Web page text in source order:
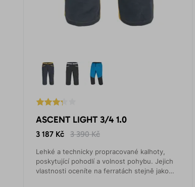
ASCENT LIGHT 3/4 1.0
3 187 Kč 3 390 Kč
Lehké a technicky propracované kalhoty,
poskytující pohodlí a volnost pohybu. Jejich
vlastnosti oceníte na ferratách stejně jako